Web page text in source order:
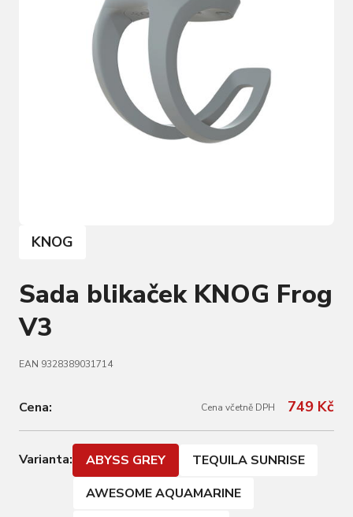
KNOG
Sada blikaček KNOG Frog
V3
EAN 9328389031714
Cena: Cena včetně DPH 749 Kč
Varianta: ABYSS GREY
TEQUILA SUNRISE
AWESOME AQUAMARINE